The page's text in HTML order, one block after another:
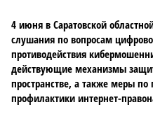
4 июня в Саратовской
слушания по вопросам
противодействия
действующие механизмы
пространстве, а также меры
профилактики интернет-